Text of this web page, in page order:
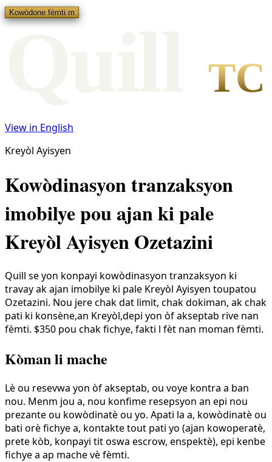
Kowòdone fèmti m
TC
View in English
Kreyòl Ayisyen
Kowòdinasyon tranzaksyon
imobilye pou ajan ki pale
Kreyòl Ayisyen Ozetazini
Quill se yon konpayi kowòdinasyon tranzaksyon ki
travay ak ajan imobilye ki pale Kreyòl Ayisyen toupatou
Ozetazini. Nou jere chak dat limit, chak dokiman, ak chak
pati ki konsène,an Kreyòl,depi yon òf akseptab rive nan
fèmti. $350 pou chak fichye, fakti l fèt nan moman fèmti.
Kòman li mache
Lè ou resevwa yon òf akseptab, ou voye kontra a ban
nou. Menm jou a, nou konfime resepsyon an epi nou
prezante ou kowòdinatè ou yo. Apati la a, kowòdinatè ou
bati orè fichye a, kontakte tout pati yo (ajan kowoperatè,
prete kòb, konpayi tit oswa escrow, enspektè), epi kenbe
fichye a ap mache vè fèmti.